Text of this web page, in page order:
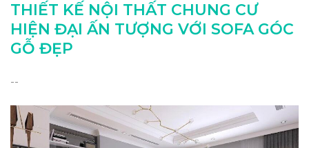
THIẾT KẾ NỘI THẤT CHUNG CƯ
HIỆN ĐẠI ẤN TƯỢNG VỚI SOFA GÓC
GỖ ĐẸP
--